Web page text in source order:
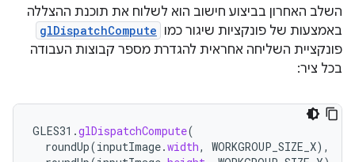
השלב האחרון בביצוע חישוב הוא לשלוח את תוכנת ההצללה
באמצעות של פונקציות שיגור כמו glDispatchCompute
פונקציית השליחה אחראית להגדרת מספר קבוצות העבודה
בכל ציר:
GLES31 .glDispatchCompute(
roundUp(inputImage.width, WORKGROUP_SIZE_X),